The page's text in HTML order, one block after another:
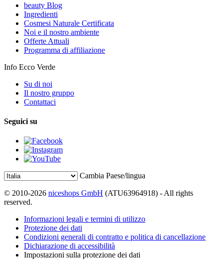
beauty Blog
Ingredienti
Cosmesi Naturale Certificata
Noi e il nostro ambiente
Offerte Attuali
Programma di affiliazione
Info Ecco Verde
Su di noi
Il nostro gruppo
Contattaci
Seguici su
Cambia Paese/lingua
© 2010-2026 niceshops GmbH (ATU63964918) - All rights
reserved.
Informazioni legali e termini di utilizzo
Protezione dei dati
Condizioni generali di contratto e politica di cancellazione
Dichiarazione di accessibilità
Impostazioni sulla protezione dei dati